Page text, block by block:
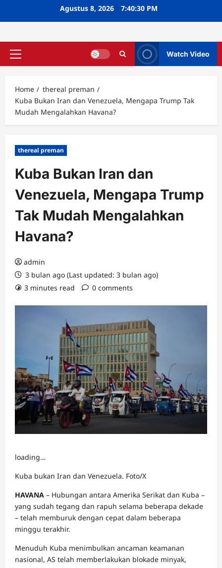
Agustus 8, 2026 7:40:31 PM
Primary
Watch Video
Home
thereal preman
Kuba Bukan Iran dan Venezuela, Mengapa Trump Tak
Mudah Mengalahkan Havana?
thereal preman
Kuba Bukan Iran dan
Venezuela, Mengapa Trump
Tak Mudah Mengalahkan
Havana?
admin
3 bulan ago (Last updated: 3 bulan ago)
3 minutes read
0 comments
loading…
Kuba bukan Iran dan Venezuela. Foto/X
HAVANA – Hubungan antara Amerika Serikat dan Kuba –
yang sudah tegang dan rapuh selama beberapa dekade
– telah memburuk dengan cepat dalam beberapa
minggu terakhir.
Menuduh Kuba menimbulkan ancaman keamanan
nasional, AS telah memberlakukan blokade minyak,